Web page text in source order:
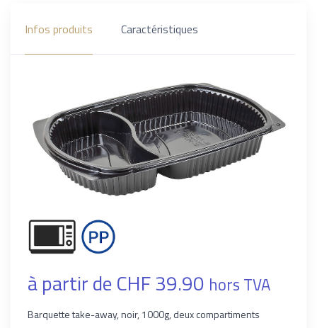
Infos produits Caractéristiques
à partir de CHF 39.90 hors TVA
Barquette take-away, noir, 1000g, deux compartiments